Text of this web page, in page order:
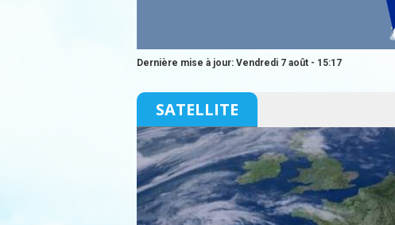
Dernière mise à jour: Vendredi 7 août - 15:17
SATELLITE